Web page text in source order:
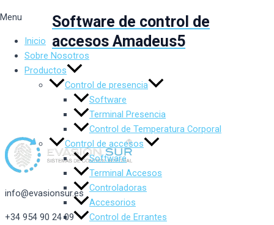
Menu
Inicio
Sobre Nosotros
Productos
Control de presencia
Software
Terminal Presencia
Control de Temperatura Corporal
Control de accesos
Software
Terminal Accesos
Controladoras
Accesorios
Control de Errantes
Software de control de
accesos Amadeus5
info@evasionsur.es
+34 954 90 24 09